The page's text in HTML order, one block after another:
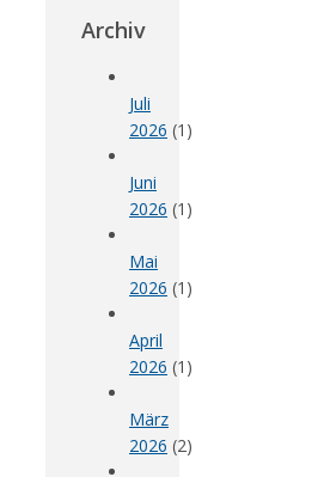
Archiv
Juli
2026 (1)
Juni
2026 (1)
Mai
2026 (1)
April
2026 (1)
März
2026 (2)